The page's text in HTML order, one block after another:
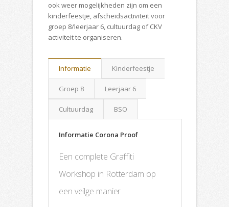
ook weer mogelijkheden zijn om een
kinderfeestje, afscheidsactiviteit voor
groep 8/leerjaar 6, cultuurdag of CKV
activiteit te organiseren.
Informatie Kinderfeestje
Groep 8 Leerjaar 6
Cultuurdag BSO
Informatie Corona Proof
Een complete Graffiti
Workshop in Rotterdam op
een veilge manier